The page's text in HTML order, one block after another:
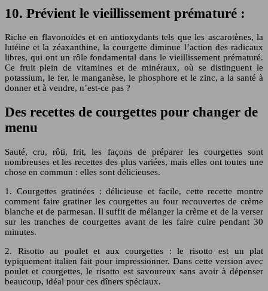
10. Prévient le vieillissement prématuré :
Riche en flavonoïdes et en antioxydants tels que les ascarotènes, la
lutéine et la zéaxanthine, la courgette diminue l’action des radicaux
libres, qui ont un rôle fondamental dans le vieillissement prématuré.
Ce fruit plein de vitamines et de minéraux, où se distinguent le
potassium, le fer, le manganèse, le phosphore et le zinc, a la santé à
donner et à vendre, n’est-ce pas ?
Des recettes de courgettes pour changer de
menu
Sauté, cru, rôti, frit, les façons de préparer les courgettes sont
nombreuses et les recettes des plus variées, mais elles ont toutes une
chose en commun : elles sont délicieuses.
1. Courgettes gratinées : délicieuse et facile, cette recette montre
comment faire gratiner les courgettes au four recouvertes de crème
blanche et de parmesan. Il suffit de mélanger la crème et de la verser
sur les tranches de courgettes avant de les faire cuire pendant 30
minutes.
2. Risotto au poulet et aux courgettes : le risotto est un plat
typiquement italien fait pour impressionner. Dans cette version avec
poulet et courgettes, le risotto est savoureux sans avoir à dépenser
beaucoup, idéal pour ces dîners spéciaux.